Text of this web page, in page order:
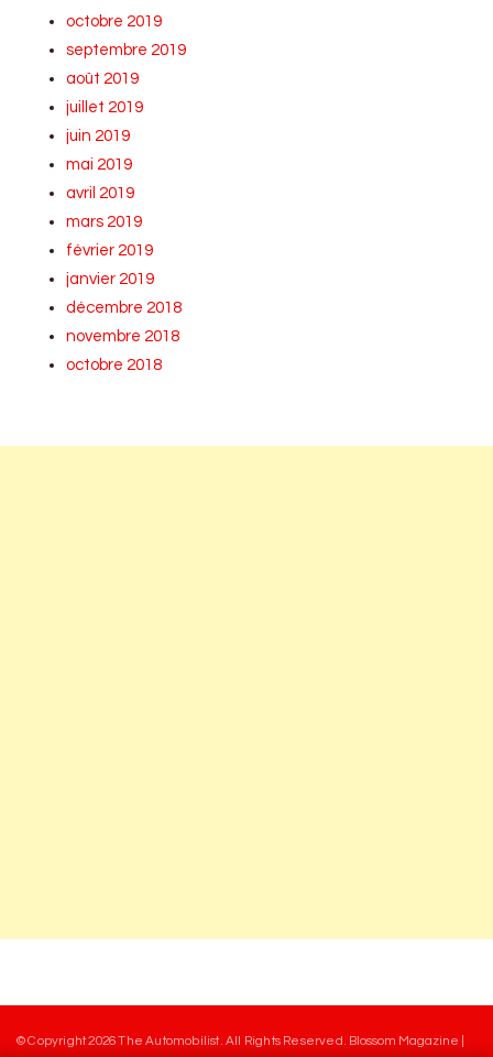
octobre 2019
septembre 2019
août 2019
juillet 2019
juin 2019
mai 2019
avril 2019
mars 2019
février 2019
janvier 2019
décembre 2018
novembre 2018
octobre 2018
© Copyright 2026The Automobilist. All Rights Reserved. Blossom Magazine |